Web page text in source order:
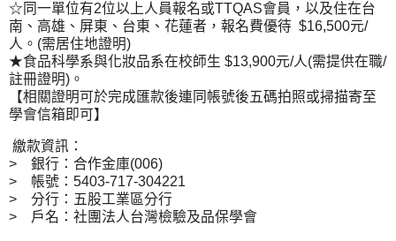
☆同一單位有2位以上人員報名或TTQAS會員，以及住在台
南、高雄、屏東、台東、花蓮者，報名費優待 $16,500元/
人。(需居住地證明)
★食品科學系與化妝品系在校師生 $13,900元/人(需提供在職/
註冊證明)。
【相關證明可於完成匯款後連同帳號後五碼拍照或掃描寄至
學會信箱即可】
繳款資訊：
> 銀行：合作金庫(006)
> 帳號：5403-717-304221
> 分行：五股工業區分行
> 戶名：社團法人台灣檢驗及品保學會